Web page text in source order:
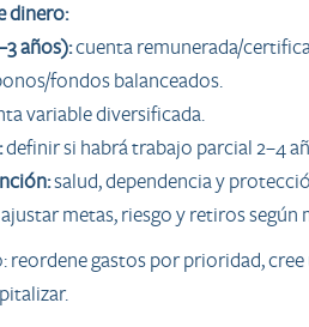
dinero:
años):cuenta remunerada/
fondos balanceados.
variable diversificada.
definir si habrá trabajo parcial 2–4
salud, dependencia y
ajustar metas, riesgo y retiros según
reordene gastos por prioridad,